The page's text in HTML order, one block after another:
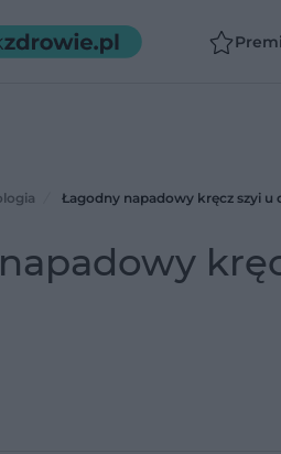
Łagodny napadowy kręcz szyi u